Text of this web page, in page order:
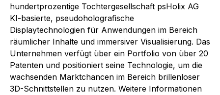
hundertprozentige Tochtergesellschaft psHolix AG
KI-basierte, pseudoholografische
Displaytechnologien für Anwendungen im Bereich
räumlicher Inhalte und immersiver Visualisierung. Das
Unternehmen verfügt über ein Portfolio von über 20
Patenten und positioniert seine Technologie, um die
wachsenden Marktchancen im Bereich brillenloser
3D-Schnittstellen zu nutzen. Weitere Informationen